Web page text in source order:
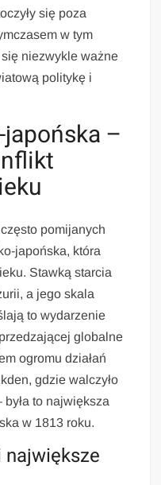
się poza
w tym
niezwykle ważne
politykę i
–
pomijanych
japońska, która
Stawką starcia
a jego skala
to wydarzenie
globalne
ogromu działań
gdzie walczyło
była to największa
w 1813 roku.